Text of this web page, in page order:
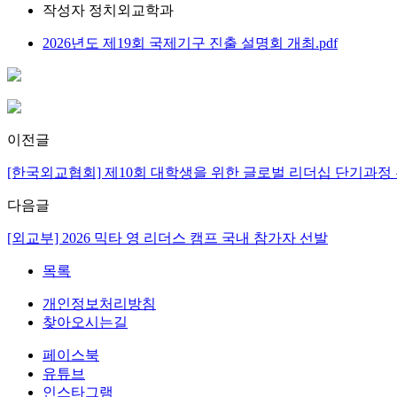
작성자 정치외교학과
2026년도 제19회 국제기구 진출 설명회 개최.pdf
이전글
[한국외교협회] 제10회 대학생을 위한 글로벌 리더십 단기과정
다음글
[외교부] 2026 믹타 영 리더스 캠프 국내 참가자 선발
목록
개인정보처리방침
찾아오시는길
페이스북
유튜브
인스타그램